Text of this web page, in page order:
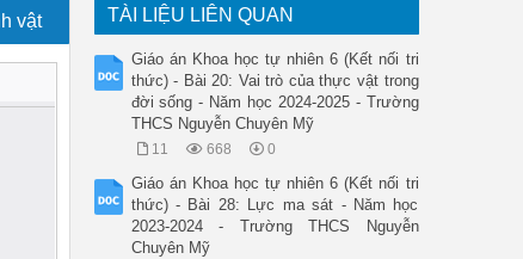
vật TÀI LIỆU LIÊN QUAN
Giáo án Khoa học tự nhiên 6 (Kết nối tri
thức) - Bài 20: Vai trò của thực vật trong
đời sống - Năm học 2024-2025 - Trường
THCS Nguyễn Chuyên Mỹ
11 668 0
Giáo án Khoa học tự nhiên 6 (Kết nối tri
thức) - Bài 28: Lực ma sát - Năm học
2023-2024 - Trường THCS Nguyễn
Chuyên Mỹ